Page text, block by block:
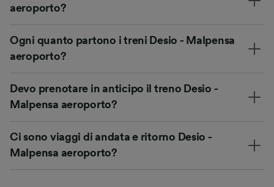
aeroporto?
Ogni quanto partono i treni Desio - Malpensa
aeroporto?
Devo prenotare in anticipo il treno Desio -
Malpensa aeroporto?
Ci sono viaggi di andata e ritorno Desio -
Malpensa aeroporto?